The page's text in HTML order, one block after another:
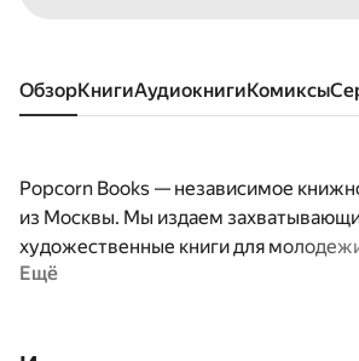
Обзор книги аудиокниги комиксы
Popcorn Books — независимое
из Москвы. Мы издаем
художественные книги для
затрагивают «неудобные» темы:
Ещё